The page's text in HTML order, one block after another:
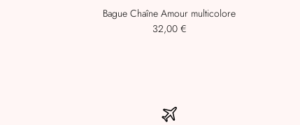
Bague Chaîne Amour multicolore
32,00 €